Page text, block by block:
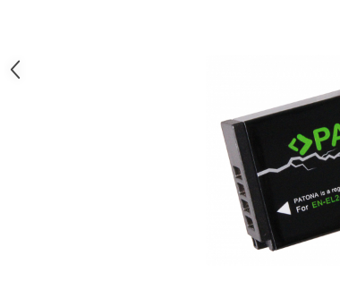
Incarcatoare & acumulatori